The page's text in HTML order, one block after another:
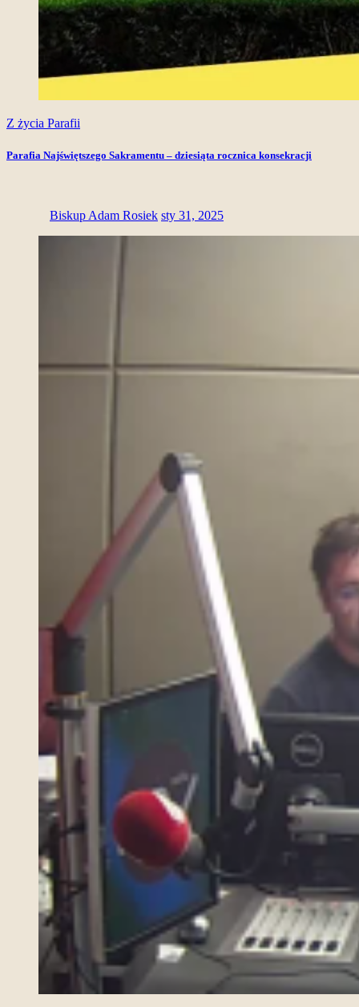
Z życia Parafii
Parafia Najświętszego Sakramentu – dziesiąta rocznica konsekracji
Biskup Adam Rosiek sty 31, 2025